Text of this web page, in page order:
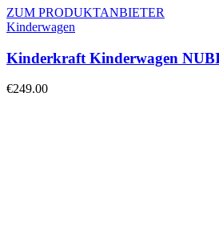
ZUM PRODUKTANBIETER
Kinderwagen
Kinderkraft Kinderwagen
€249.00